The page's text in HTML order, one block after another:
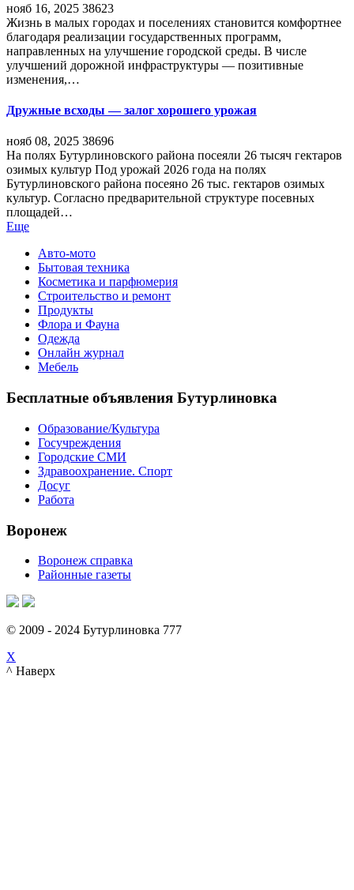
нояб 16, 2025 38623
Жизнь в малых городах и поселениях становится комфортнее
благодаря реализации государственных программ,
направленных на улучшение городской среды. В числе
улучшений дорожной инфраструктуры — позитивные
изменения,…
Дружные всходы — залог хорошего урожая
нояб 08, 2025 38696
На полях Бутурлиновского района посеяли 26 тысяч гектаров
озимых культур Под урожай 2026 года на полях
Бутурлиновского района посеяно 26 тыс. гектаров озимых
культур. Согласно предварительной структуре посевных
площадей…
Еще
Авто-мото
Бытовая техника
Косметика и парфюмерия
Строительство и ремонт
Продукты
Флора и Фауна
Одежда
Онлайн журнал
Мебель
Бесплатные объявления Бутурлиновка
Образование/Культура
Госучреждения
Городские СМИ
Здравоохранение. Спорт
Досуг
Работа
Воронеж
Воронеж справка
Районные газеты
© 2009 - 2024 Бутурлиновка 777
X
^ Наверх